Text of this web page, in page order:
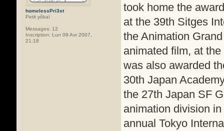
homelessPri3st
Petit yôkaï
Messages: 12
Inscription: Lun 09 Avr 2007,
21:18
took home the
at the 39th Sitges
the Animation
animated film, at
was also awarded
30th Japan
the 27th Japan SF
animation division
annual Tokyo